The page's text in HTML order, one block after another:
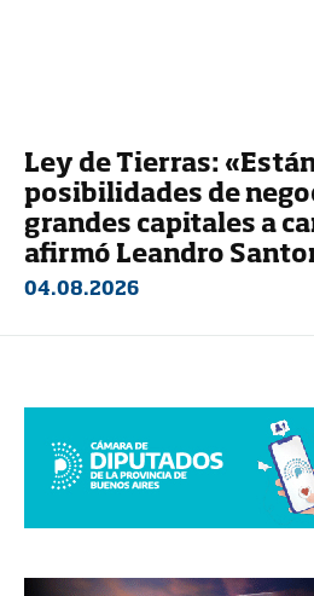
Ley de Tierras:
posibilidades de
grandes capitales a
afirmó Leandro
04.08.2026